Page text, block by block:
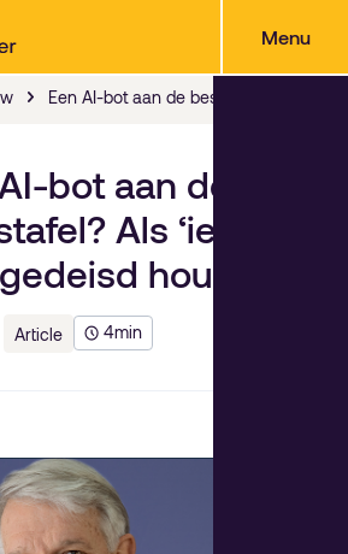
Menu
Een AI-bot aan de bestuurstafel? Als
bot aan de
Als ‘ie zich
houdt.
Article 4min